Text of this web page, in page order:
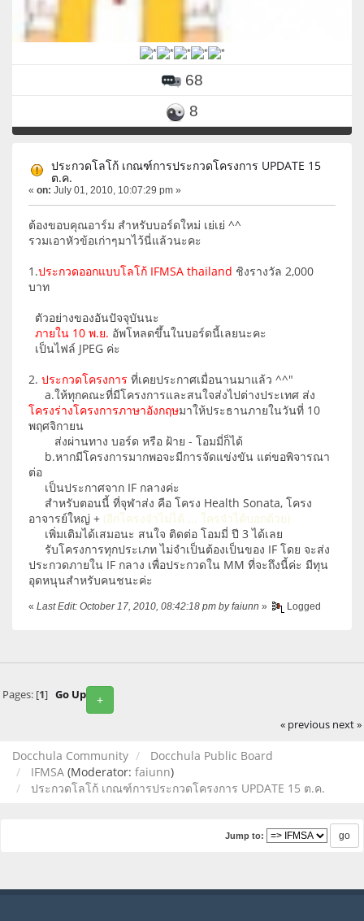
68
8
ประกวดโลโก้ เกณฑ์การประกวดโครงการ UPDATE 15
ต.ค.
« on: July 01, 2010, 10:07:29 pm »
ต้องขอบคุณอาร์ม สำหรับบอร์ดใหม่ เย่เย่ ^^
รวมเอาหัวข้อเก่าๆมาไว้นี่แล้วนะคะ
1.ประกวดออกแบบโลโก้ IFMSA thailand ชิงรางวัล 2,000
บาท
ตัวอย่างของอันปัจจุบันนะ
ภายใน 10 พ.ย. อัพโหลดขึ้นในบอร์ดนี้เลยนะคะ
เป็นไฟล์ JPEG ค่ะ
2. ประกวดโครงการ ที่เคยประกาศเมื่อนานมาแล้ว ^^"
a.ให้ทุกคณะที่มีโครงการและสนใจส่งไปต่างประเทศ ส่ง
โครงร่างโครงการภาษาอังกฤษมาให้ประธานภายในวันที่ 10
พฤศจิกายน
ส่งผ่านทาง บอร์ด หรือ ฝ้าย - โอมมี่ก็ได้
b.หากมีโครงการมากพอจะมีการจัดแข่งขัน แต่ขอพิจารณา
ต่อ
เป็นประกาศจาก IF กลางค่ะ
สำหรับตอนนี้ ที่จุฬาส่ง คือ โครง Health Sonata, โครง
อาจารย์ใหญ่ + (อีกโครงจำไม่ได้ ... ใครจำได้บอกด้วย)
เพิ่มเติมได้เสมอนะ สนใจ ติดต่อ โอมมี่ ปี 3 ได้เลย
รับโครงการทุกประเภท ไม่จำเป็นต้องเป็นของ IF โดย จะส่ง
ประกวดภายใน IF กลาง เพื่อประกวดใน MM ที่จะถึงนี้ค่ะ มีทุน
อุดหนุนสำหรับคนชนะค่ะ
« Last Edit: October 17, 2010, 08:42:18 pm by faiunn » Logged
+
Pages: [1] Go Up
« previous next »
Docchula Community
Docchula Public Board
IFMSA (Moderator: faiunn)
ประกวดโลโก้ เกณฑ์การประกวดโครงการ UPDATE 15 ต.ค.
Jump to: